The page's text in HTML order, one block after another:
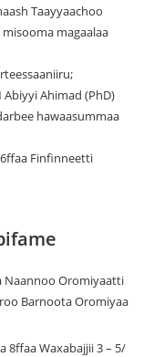
Taayyaachoo
magaalaa
Ahimad (PhD)
hawaasummaa
Finfinneetti
Naannoo Oromiyaatti
Barnoota Oromiyaa
8ffaa Waxabajjii 3 – 5/